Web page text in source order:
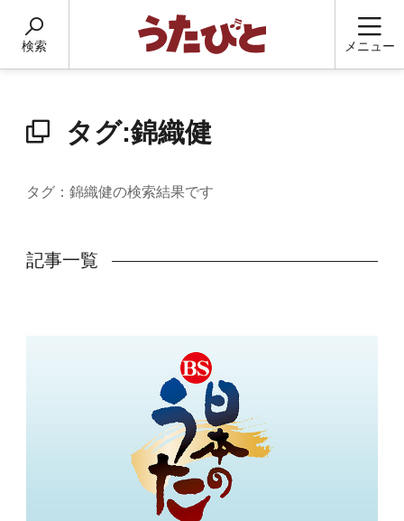
検索 メニュー
タグ:錦織健
タグ：錦織健の検索結果です
記事一覧